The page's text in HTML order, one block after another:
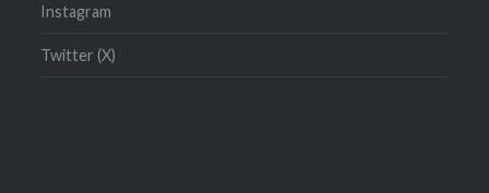
Instagram
Twitter (X)